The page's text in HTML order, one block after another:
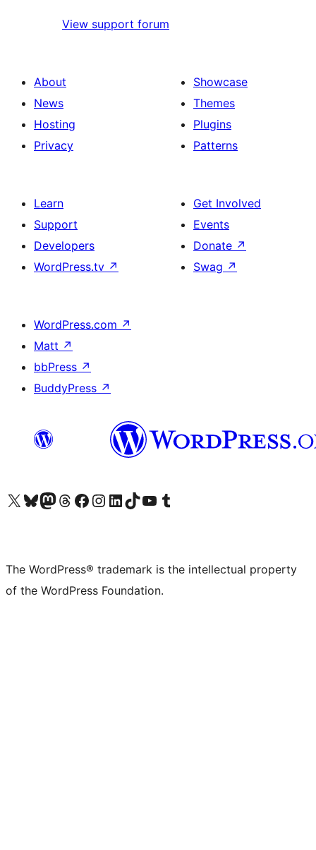
View support forum
About
News
Hosting
Privacy
Showcase
Themes
Plugins
Patterns
Learn
Support
Developers
WordPress.tv ↗
Get Involved
Events
Donate ↗
Swag ↗
WordPress.com ↗
Matt ↗
bbPress ↗
BuddyPress ↗
Visit our X (formerly Twitter) account
Visit our Bluesky account
Visit our Mastodon account
Visit our Threads account
Visit our Facebook page
Visit our Instagram account
Visit our LinkedIn account
Visit our TikTok account
Visit our YouTube channel
Visit our Tumblr account
The WordPress® trademark is the intellectual property
of the WordPress Foundation.